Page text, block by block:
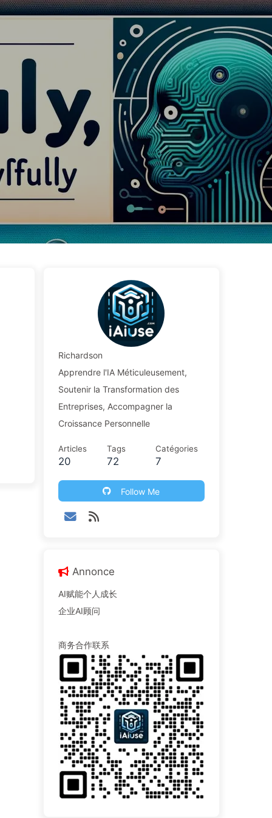
Catégories Liens À propos 🇫🇷 Français
Richardson
Apprendre l'IA Méticuleusement,
Soutenir la Transformation des
Entreprises, Accompagner la
Croissance Personnelle
Articles
20
Tags
72
Catégories
7
Follow Me
Annonce
AI赋能个人成长
企业AI顾问
商务合作联系